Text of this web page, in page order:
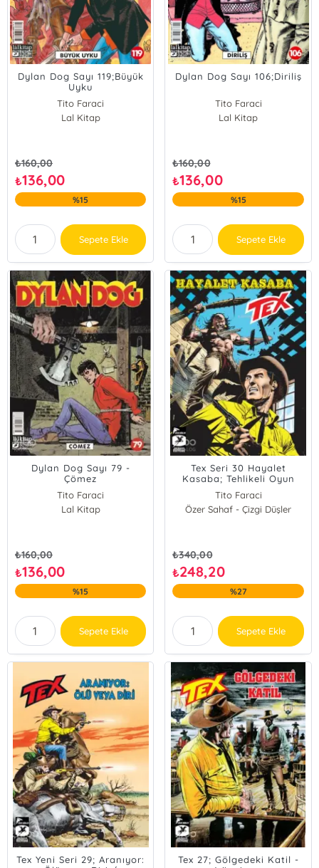
Dylan Dog Sayı 119;Büyük
Uyku
Tito Faraci
Lal Kitap
₺160,00
₺136,00
%15
Sepete Ekle
Dylan Dog Sayı 106;Diriliş
Tito Faraci
Lal Kitap
₺160,00
₺136,00
%15
Sepete Ekle
Dylan Dog Sayı 79 -
Çömez
Tito Faraci
Lal Kitap
₺160,00
₺136,00
%15
Sepete Ekle
Tex Seri 30 Hayalet
Kasaba; Tehlikeli Oyun
Tito Faraci
Özer Sahaf - Çizgi Düşler
₺340,00
₺248,20
%27
Sepete Ekle
Tex Yeni Seri 29; Aranıyor:
Tex 27; Gölgedeki Katil -